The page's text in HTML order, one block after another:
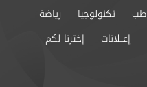
تكنولوجيا
رياضة
إعــلانات
إخترنا لكم